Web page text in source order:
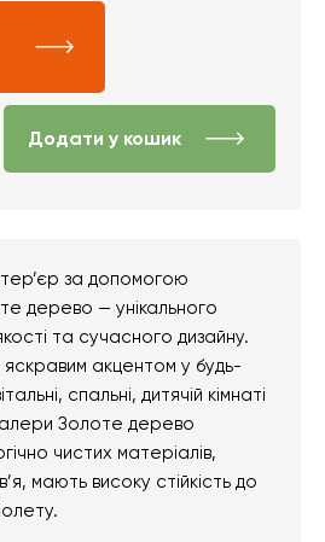
Додати у кошик
за допомогою
дерево — унікального
та сучасного дизайну.
акцентом у будь-
спальні, дитячій кімнаті
Золоте дерево
чистих матеріалів,
мають високу стійкість до